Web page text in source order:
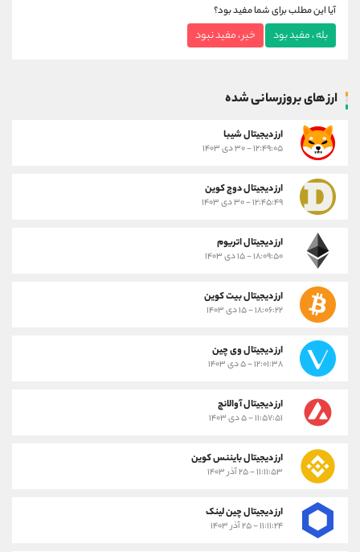
آیا این مطلب برای شما مفید بود؟
بله ، مفید بود خیر ، مفید نبود
ارز های بروزرسانی شده
ارز ديجيتال شیبا
۱۲:۴۹:۰۵ - ۳۰ دی ۱۴۰۳
ارز دیجیتال دوج کوین
۱۲:۴۵:۴۹ - ۳۰ دی ۱۴۰۳
ارز دیجیتال اتریوم
۱۸:۰۹:۵۰ - ۱۵ دی ۱۴۰۳
ارز دیجیتال بیت کوین
۱۸:۰۶:۲۲ - ۱۵ دی ۱۴۰۳
ارز دیجیتال وی چین
۱۲:۰۱:۳۸ - ۵ دی ۱۴۰۳
ارز دیجیتال آوالانچ
۱۱:۵۷:۵۱ - ۵ دی ۱۴۰۳
ارز دیجیتال بایننس کوین
۱۱:۱۱:۵۳ - ۲۵ آذر ۱۴۰۳
ارز دیجیتال چین لینک
۱۱:۱۱:۲۴ - ۲۵ آذر ۱۴۰۳